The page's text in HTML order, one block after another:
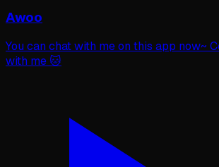
Awoo
You can chat with me on this app now~
with me 🐱